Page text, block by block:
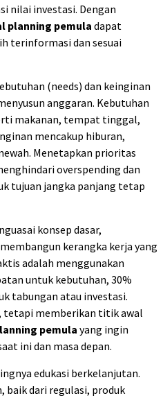
nilai investasi. Dengan
planning pemula dapat
terinformasi dan sesuai
(needs) dan keinginan
anggaran. Kebutuhan
makanan, tempat tinggal,
mencakup hiburan,
Menetapkan prioritas
overspending dan
tujuan jangka panjang tetap
konsep dasar,
kerangka kerja yang
adalah menggunakan
untuk kebutuhan, 30%
tabungan atau investasi.
tetapi memberikan titik awal
pemulayang ingin
ini dan masa depan.
edukasi berkelanjutan.
baik dari regulasi, produk